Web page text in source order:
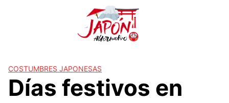
COSTUMBRES JAPONESAS
Días festivos en